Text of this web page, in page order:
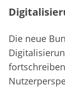
Die neue